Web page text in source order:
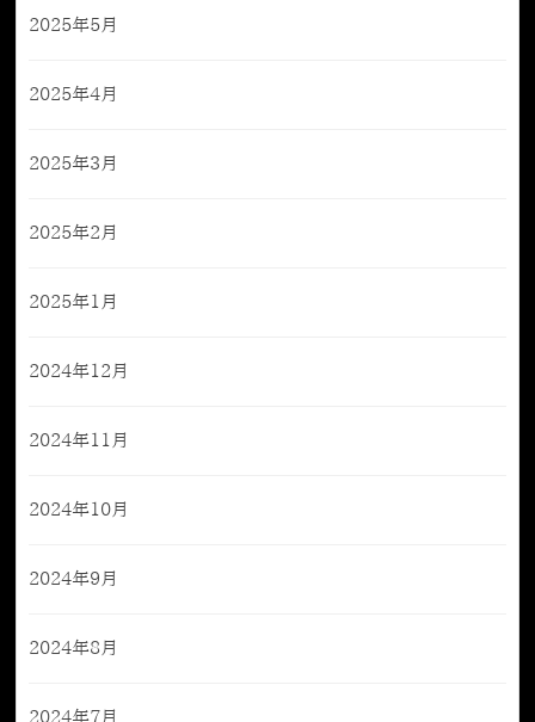
2025年5月
2025年4月
2025年3月
2025年2月
2025年1月
2024年12月
2024年11月
2024年10月
2024年9月
2024年8月